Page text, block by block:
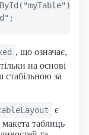
, що означає,
на основі
за
є
таблиць